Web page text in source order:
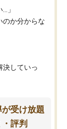
」
のか分からな
決していっ
受け放題
評判